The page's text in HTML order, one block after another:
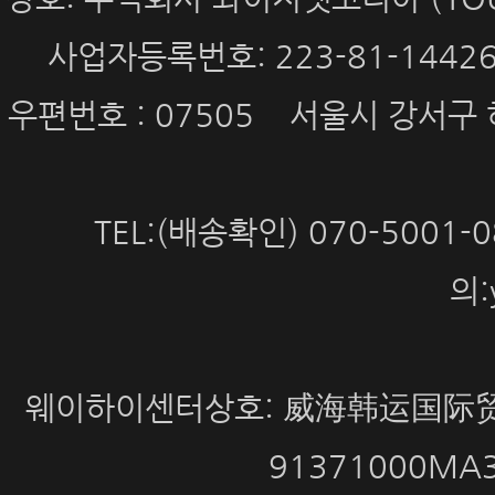
사업자등록번호: 223-81-
우편번호 : 07505 서울시 강서구
TEL:(배송확인) 070-
의
웨이하이센터상호: 威海韩运国